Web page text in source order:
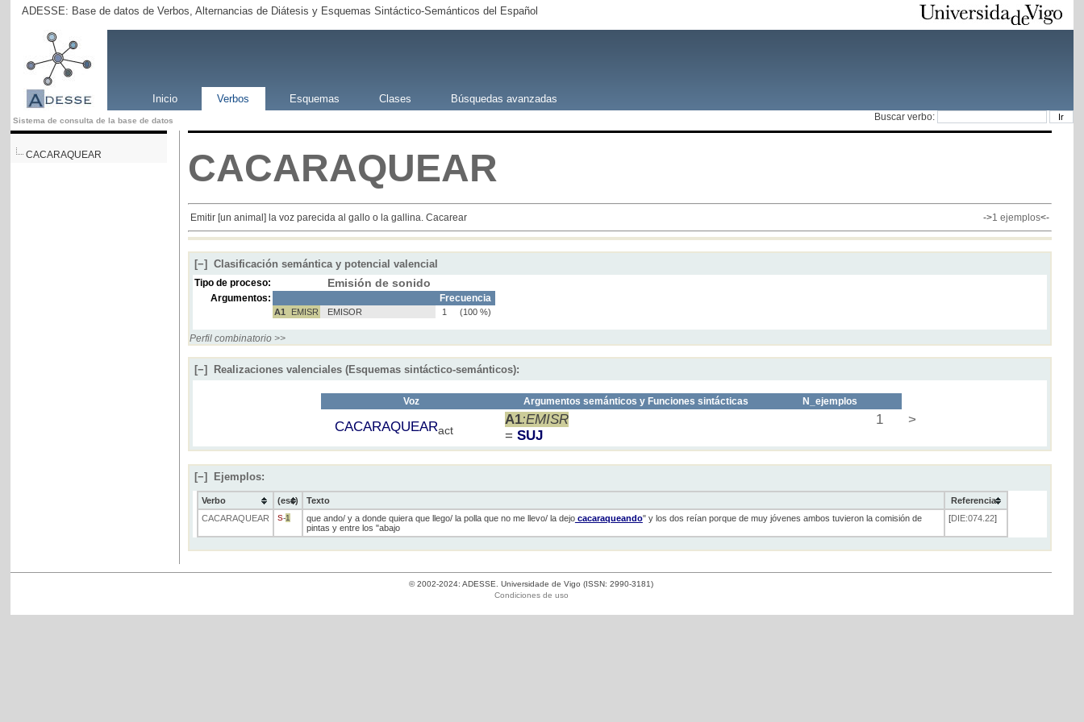
ADESSE: Base de datos de Verbos, Alternancias de Diátesis y Esquemas Sintáctico-Semánticos del Español
Inicio Verbos Esquemas Clases Búsquedas avanzadas
Sistema de consulta de la base de datos Buscar verbo:
CACARAQUEAR CACARAQUEAR
Emitir [un animal] la voz parecida al gallo o la gallina. Cacarear ->1 ejemplos<-
[−] Clasificación semántica y potencial valencial
Tipo de proceso: Emisión de sonido
Argumentos: Frecuencia
A1 EMISR EMISOR 1 (100 %)
Perfil combinatorio >>
[−] Realizaciones valenciales (Esquemas sintáctico-semánticos):
Voz Argumentos semánticos y Funciones sintácticas N_ejemplos
CACARAQUEARact
A1:EMISR
= SUJ
1 >
[−] Ejemplos:
Verbo (ess) Texto
Referencia
CACARAQUEAR
S-1 que ando/ y a donde quiera que llego/ la polla que no me llevo/ la dejocacaraqueando" y los dos reían porque de muy jóvenes ambos tuvieron la comisión de
pintas y entre los "abajo
[DIE:074.22]
© 2002-2024: ADESSE. Universidade de Vigo (ISSN: 2990-3181)
Condiciones de uso